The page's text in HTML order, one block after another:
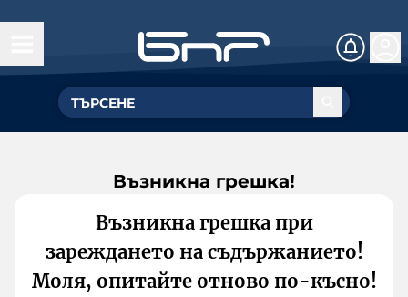
Възникна грешка!
Възникна грешка при
зареждането на съдържанието!
Моля, опитайте отново по-късно!